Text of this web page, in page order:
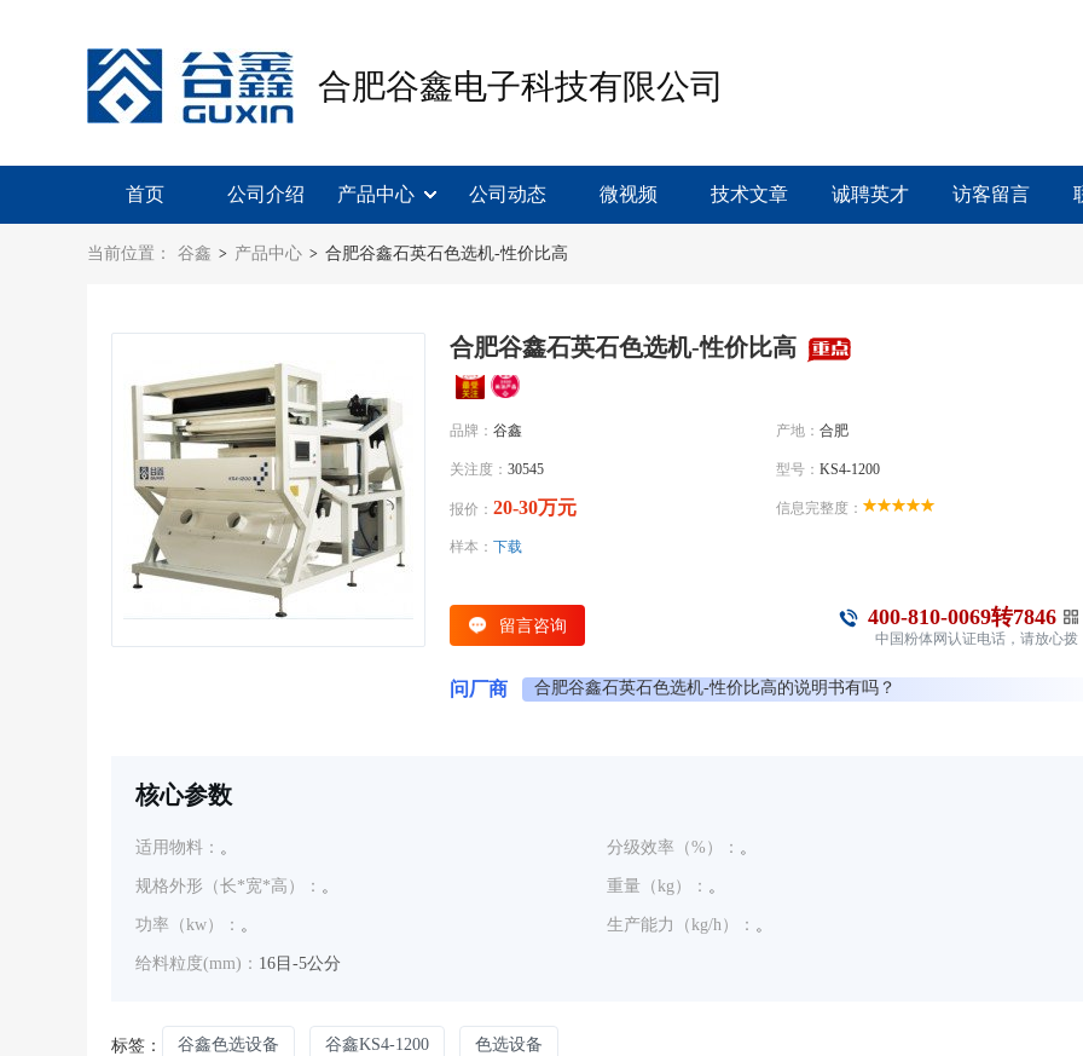
合肥谷鑫电子科技有限公司
首页 公司介绍 产品中心 公司动态 微视频 技术文章 诚聘英才 访客留言
当前位置： 谷鑫 > 产品中心 > 合肥谷鑫石英石色选机-性价比高
合肥谷鑫石英石色选机-性价比高
品牌： 谷鑫 产地： 合肥
关注度： 30545 型号： KS4-1200
报价： 20-30万元 信息完整度：
样本： 下载
留言咨询 400-810-0069转7846
中国粉体网认证电话，请放心拨
问厂商
合肥谷鑫石英石色选机-性价比高的使用方法？
合肥谷鑫石英石色选机-性价比高多少钱一台？
合肥谷鑫石英石色选机-性价比高的说明书有吗？
核心参数
适用物料： 。 分级效率（%）： 。
规格外形（长*宽*高）： 。 重量（kg）： 。
功率（kw）： 。 生产能力（kg/h）： 。
给料粒度(mm)： 16目-5公分
标签： 谷鑫色选设备 谷鑫KS4-1200 色选设备